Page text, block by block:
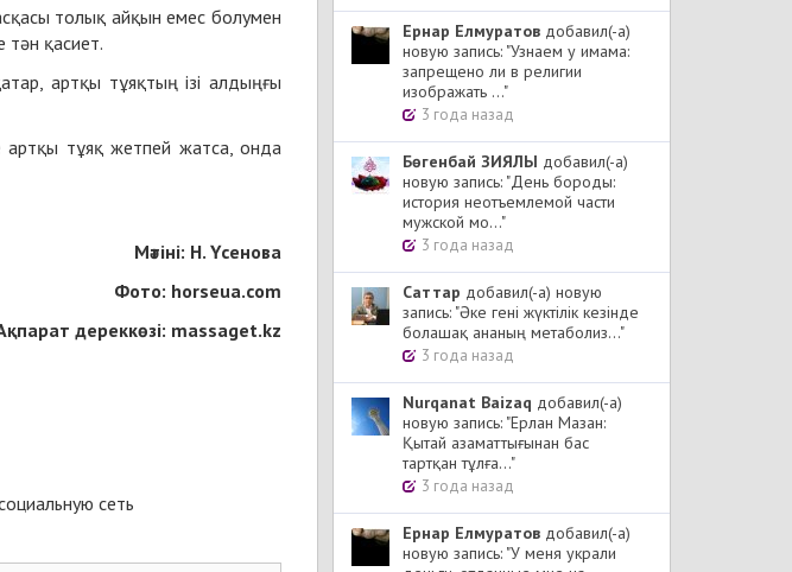
толық айқын емес болумен
тән қасиет.
артқы тұяқтың ізі алдыңғы
артқы тұяқ жетпей жатса, онда
Мәтіні: Н. Үсенова
Фото: horseua.com
дереккөзі: massaget.kz
сеть
Ернар Елмуратов добавил(-а)
новую запись: "Узнаем у имама:
запрещено ли в религии
изображать ..."
3 года назад
Бөгенбай ЗИЯЛЫ добавил(-а)
новую запись: "День бороды:
история неотъемлемой части
мужской мо..."
3 года назад
Cаттар добавил(-а) новую
запись: "Әке гені жүктілік кезінде
болашақ ананың метаболиз..."
3 года назад
Nurqanat Baizaq добавил(-а)
новую запись: "Ерлан Мазан:
Қытай азаматтығынан бас
тартқан тұлға..."
3 года назад
Ернар Елмуратов добавил(-а)
новую запись: "У меня украли